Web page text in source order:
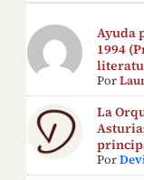
Ayuda
1994
Por
La
Por